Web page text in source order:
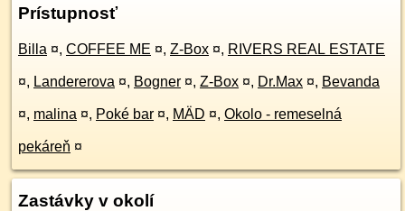
Prístupnosť
Billa ¤, COFFEE ME ¤, Z-Box ¤, RIVERS REAL ESTATE
¤, Landererova ¤, Bogner ¤, Z-Box ¤, Dr.Max ¤, Bevanda
¤, malina ¤, Poké bar ¤, MÄD ¤, Okolo - remeselná
pekáreň ¤
Zastávky v okolí